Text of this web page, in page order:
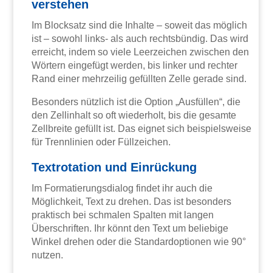
verstehen
Im Blocksatz sind die Inhalte – soweit das möglich
ist – sowohl links- als auch rechtsbündig. Das wird
erreicht, indem so viele Leerzeichen zwischen den
Wörtern eingefügt werden, bis linker und rechter
Rand einer mehrzeilig gefüllten Zelle gerade sind.
Besonders nützlich ist die Option „Ausfüllen“, die
den Zellinhalt so oft wiederholt, bis die gesamte
Zellbreite gefüllt ist. Das eignet sich beispielsweise
für Trennlinien oder Füllzeichen.
Textrotation und Einrückung
Im Formatierungsdialog findet ihr auch die
Möglichkeit, Text zu drehen. Das ist besonders
praktisch bei schmalen Spalten mit langen
Überschriften. Ihr könnt den Text um beliebige
Winkel drehen oder die Standardoptionen wie 90°
nutzen.